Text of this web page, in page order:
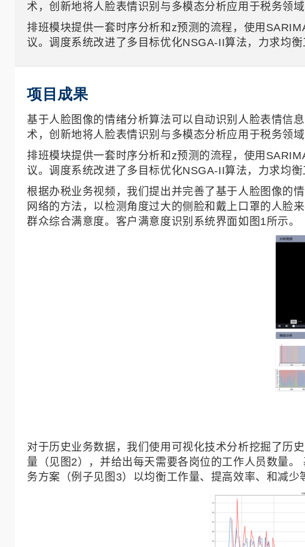
术，创新地将人脸表情识别与多模态分析应用于税务领
排班模块提供一套时序分析和z预测的流程，使用
议。调度系统改进了多目标优化NSGA-II算法，力求均
项目成果
基于人脸图像的情绪分析算法可以自动识别人脸表情信
术，创新地将人脸表情识别与多模态分析应用于税务领
排班模块提供一套时序分析和z预测的流程，使用
议。调度系统改进了多目标优化NSGA-II算法，力求均
根据办税业务视频，我们提出并完善了基于人脸图像的
网络的方法，以检测角度过大的侧脸和戴上口罩的人脸
群众综合满意度。客户满意度识别系统界面如图1所示。
对于历史业务数据，我们使用可视化技术分析挖掘了历
量（见图2），并给出每天需要各岗位的工作人员数量
务方案（例子见图3）以均衡工作量、提高效率、和减少